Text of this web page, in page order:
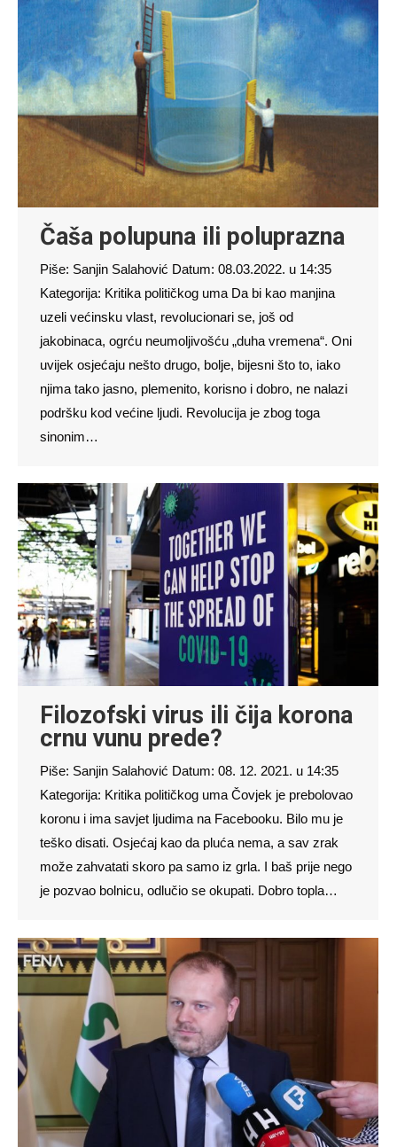
Čaša polupuna ili poluprazna
Piše: Sanjin Salahović Datum: 08.03.2022. u 14:35
Kategorija: Kritika političkog uma Da bi kao manjina
uzeli većinsku vlast, revolucionari se, još od
jakobinaca, ogrću neumoljivošću „duha vremena“. Oni
uvijek osjećaju nešto drugo, bolje, bijesni što to, iako
njima tako jasno, plemenito, korisno i dobro, ne nalazi
podršku kod većine ljudi. Revolucija je zbog toga
sinonim…
Filozofski virus ili čija korona
crnu vunu prede?
Piše: Sanjin Salahović Datum: 08. 12. 2021. u 14:35
Kategorija: Kritika političkog uma Čovjek je prebolovao
koronu i ima savjet ljudima na Facebooku. Bilo mu je
teško disati. Osjećaj kao da pluća nema, a sav zrak
može zahvatati skoro pa samo iz grla. I baš prije nego
je pozvao bolnicu, odlučio se okupati. Dobro topla…